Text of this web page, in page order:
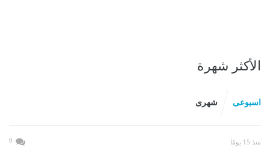
الأكثر شهرة
اسبوعى شهرى
منذ 15 يومًا 0